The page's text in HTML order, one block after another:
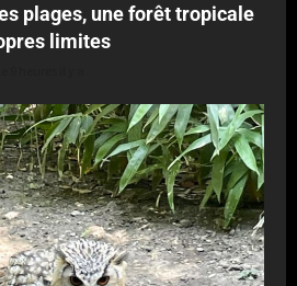
plages, une forêt tropicale
limites